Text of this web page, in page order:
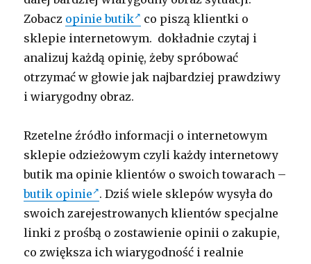
Zobacz opinie butik
co piszą klientki o
sklepie internetowym. dokładnie czytaj i
analizuj każdą opinię, żeby spróbować
otrzymać w głowie jak najbardziej prawdziwy
i wiarygodny obraz.
Rzetelne źródło informacji o internetowym
sklepie odzieżowym czyli każdy internetowy
butik ma opinie klientów o swoich towarach –
butik opinie . Dziś wiele sklepów wysyła do
swoich zarejestrowanych klientów specjalne
linki z prośbą o zostawienie opinii o zakupie,
co zwiększa ich wiarygodność i realnie